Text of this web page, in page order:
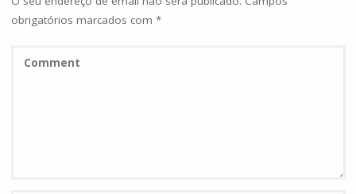
obrigatórios marcados com *